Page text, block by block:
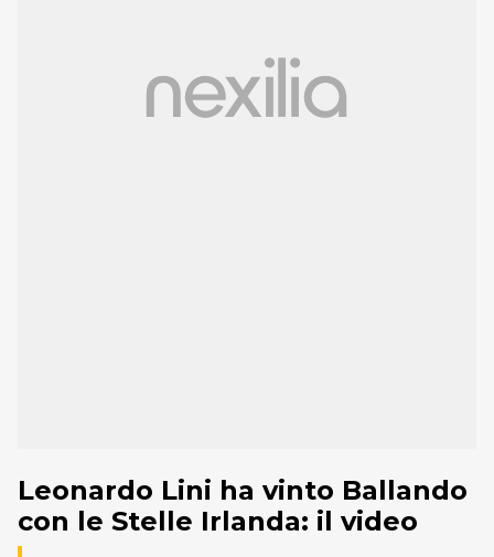
Leonardo Lini ha vinto Ballando
con le Stelle Irlanda: il video